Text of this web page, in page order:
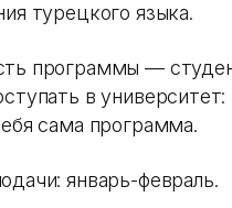
турецкого языка.
программы —
в
сама программа.
январь-февраль.